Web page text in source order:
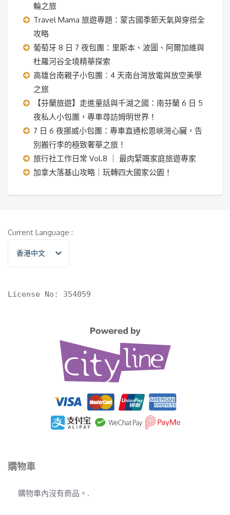
輪之旅
Travel Mama 旅遊專題：蒙古國季節天氣與穿搭全
攻略
葡萄牙 8 日 7 夜包團：里斯本、波圖、阿爾加維與
杜羅河谷全境精華探索
高雄台南親子小包團：4 天南台灣放電與放空美學
之旅
【芬蘭旅遊】走進童話與千湖之國：南芬蘭 6 日 5
夜私人小包團，專車尋訪姆明世界！
7 日 6 夜挪威小包團：專車直通松恩峽灣心臟，告
別搬行李的極致奢華之旅！
旅行社工作日常 Vol.8 ｜ 最肉緊嘅家庭旅遊專家
加拿大落基山攻略｜玩轉四大國家公園！
Current Language :
香港中文
English
License No: 354059
購物車
購物車內沒有商品。.